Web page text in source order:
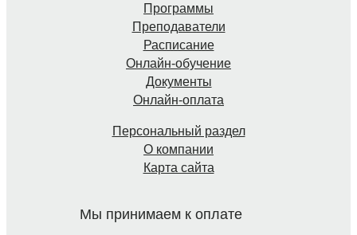
Программы
Преподаватели
Расписание
Онлайн-обучение
Документы
Онлайн-оплата
Персональный раздел
О компании
Карта сайта
Мы принимаем к оплате